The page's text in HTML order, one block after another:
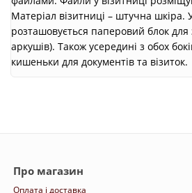
Матеріал візитниці – штучна шкіра.
розташовується паперовий блок для
аркушів). Також усередині з обох
кишеньки для документів та візиток.
Про магазин
Оплата і доставка